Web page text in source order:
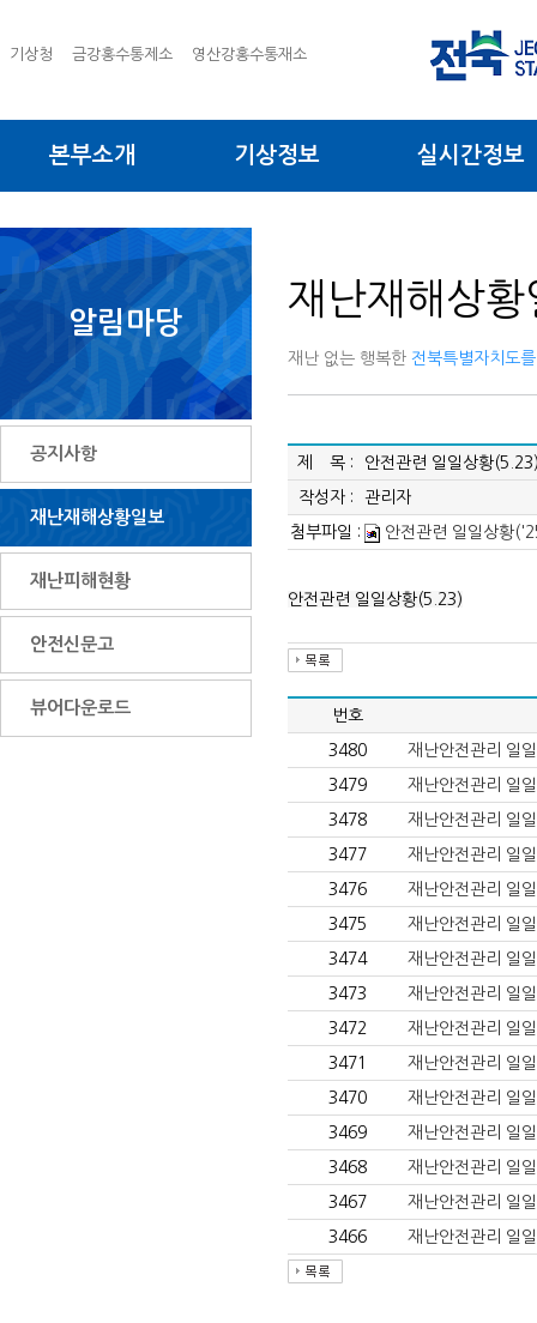
기상청 금강홍수통제소 영산강홍수통재소
본부소개 기상정보 실시간정보
알림마당
공지사항
재난재해상황일보
재난피해현황
안전신문고
뷰어다운로드
재난재해상황
재난 없는 행복한 전북특별자치도
제 목 : 안전관련 일일상황
작성자 : 관리자
첨부파일 : 안전관련 일일상황
안전관련 일일상황(5.23)
번호
3480 재난안전관리 일
3479 재난안전관리 일
3478 재난안전관리 일
3477 재난안전관리 일
3476 재난안전관리 일
3475 재난안전관리 일
3474 재난안전관리 일
3473 재난안전관리 일
3472 재난안전관리 일
3471 재난안전관리 일
3470 재난안전관리 일
3469 재난안전관리 일
3468 재난안전관리 일
3467 재난안전관리 일
3466 재난안전관리 일